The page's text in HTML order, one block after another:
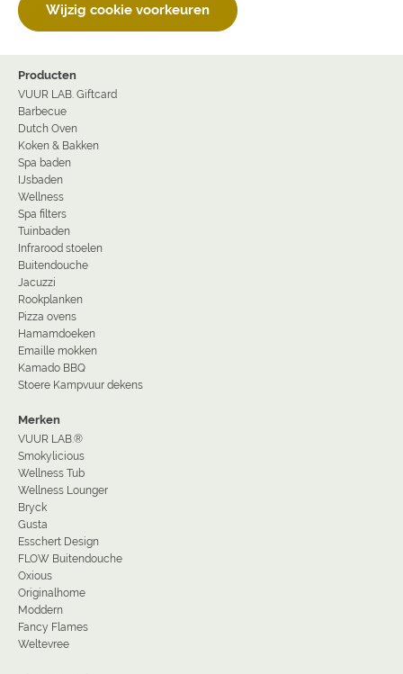
Wijzig cookie voorkeuren
Producten
VUUR LAB. Giftcard
Barbecue
Dutch Oven
Koken & Bakken
Spa baden
IJsbaden
Wellness
Spa filters
Tuinbaden
Infrarood stoelen
Buitendouche
Jacuzzi
Rookplanken
Pizza ovens
Hamamdoeken
Emaille mokken
Kamado BBQ
Stoere Kampvuur dekens
Merken
VUUR LAB.®
Smokylicious
Wellness Tub
Wellness Lounger
Bryck
Gusta
Esschert Design
FLOW Buitendouche
Oxious
Originalhome
Moddern
Fancy Flames
Weltevree